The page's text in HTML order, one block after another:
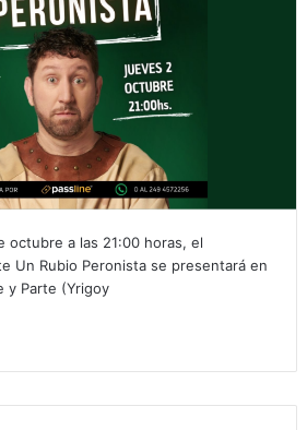
octubre a las 21:00 horas, el
Un Rubio Peronista se presentará en
y Parte (Yrigoy